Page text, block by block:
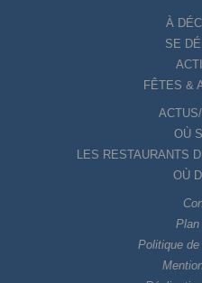
À
SE
FÊTES &
OÙ
LES RESTAURANTS
OÙ
Plan
Politique